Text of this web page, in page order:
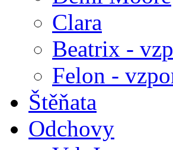
Clara
Beatrix -
Felon -
Štěňata
Odchovy